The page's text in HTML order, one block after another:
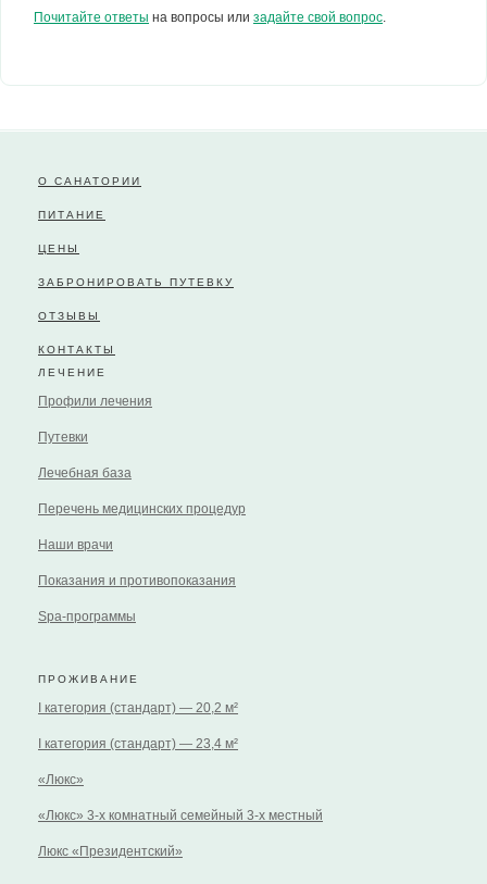
Почитайте ответы на вопросы или задайте свой вопрос
О САНАТОРИИ
ПИТАНИЕ
ЦЕНЫ
ЗАБРОНИРОВАТЬ ПУТЕВКУ
ОТЗЫВЫ
КОНТАКТЫ
ЛЕЧЕНИЕ
Профили лечения
Путевки
Лечебная база
Перечень медицинских процедур
Наши врачи
Показания и противопоказания
Spa-программы
ПРОЖИВАНИЕ
I категория (стандарт) — 20,2 м²
I категория (стандарт) — 23,4 м²
«Люкс»
«Люкс» 3-х комнатный семейный 3-х местный
Люкс «Президентский»